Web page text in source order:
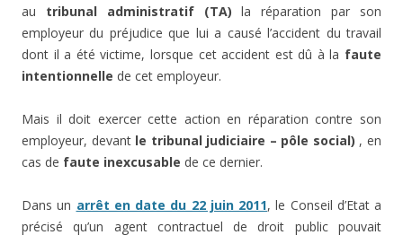
au tribunal administratif (TA)la réparation par son
employeur du préjudice que lui a causé l’accident du travail
dont il a été victime, lorsque cet accident est dû à la faute
intentionnelle de cet employeur.
Mais il doit exercer cette action en réparation contre son
employeur, devant le tribunal judiciaire – pôle social) , en
cas de faute inexcusable de ce dernier.
Dans un arrêt en date du 22 juin 2011, le Conseil d’Etat a
précisé qu’un agent contractuel de droit public pouvait